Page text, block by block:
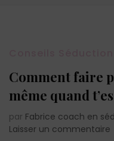
Comment faire
même quand
par Fabrice coach en
Laisser un commentaire